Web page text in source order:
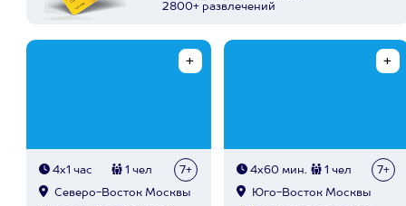
2800+ развлечений
4х1 час 1 чел 7+
Северо-Восток Москвы
4х60 мин. 1 чел 7+
Юго-Восток Москвы